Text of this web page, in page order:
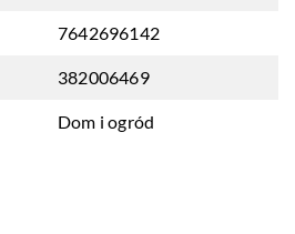
7642696142
382006469
Dom i ogród